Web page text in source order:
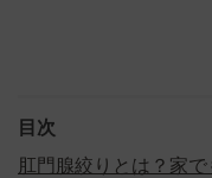
目次
肛門腺絞りとは？家で